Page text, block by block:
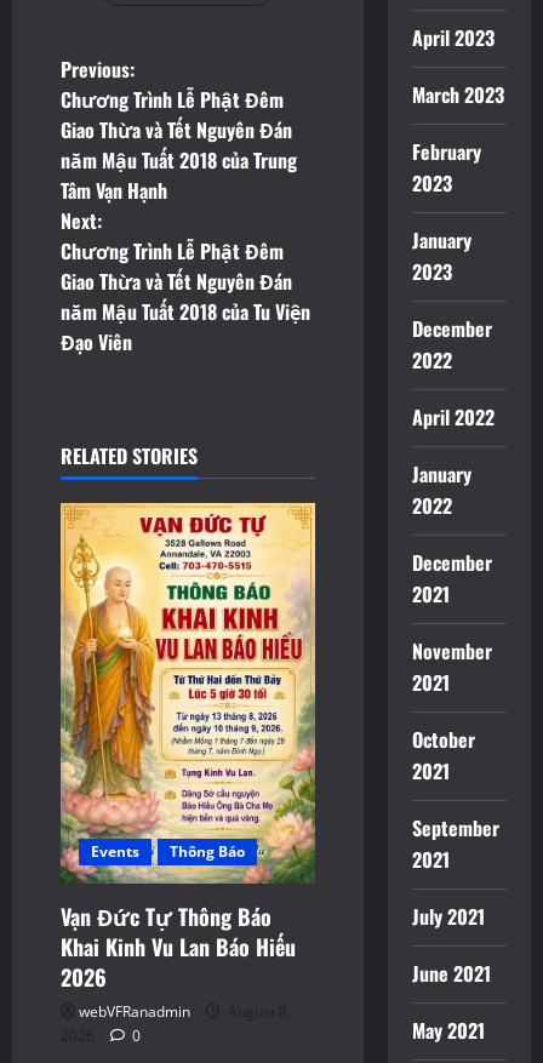
P
o
s
t
n
a
i
g
a
t
i
o
n
Previous:
Chương Trình Lễ Phật Đêm
Giao Thừa và Tết Nguyên Đán
năm Mậu Tuất 2018 của Trung
Tâm Vạn Hạnh
Next:
Chương Trình Lễ Phật Đêm
Giao Thừa và Tết Nguyên Đán
năm Mậu Tuất 2018 của Tu Viện
Đạo Viên
RELATED STORIES
Events Thông Báo
Vạn Đức Tự Thông Báo
Khai Kinh Vu Lan Báo Hiếu
2026
webVFRanadmin
August 8,
2026
0
April 2023
March 2023
February
2023
January
2023
December
2022
April 2022
January
2022
December
2021
November
2021
October
2021
September
2021
July 2021
June 2021
May 2021